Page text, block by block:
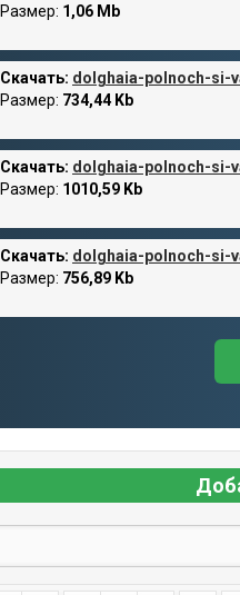
Размер: 1,06 Mb
Скачать: dolghaia-polnoch-si-
Размер: 734,44 Kb
Скачать: dolghaia-polnoch-si-
Размер: 1010,59 Kb
Скачать: dolghaia-polnoch-si-
Размер: 756,89 Kb